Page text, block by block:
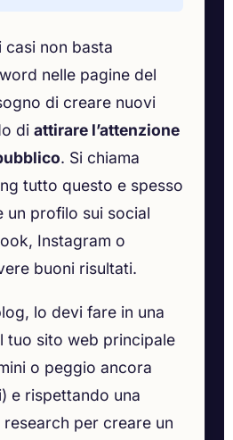
casi non basta
nelle pagine del
di creare nuovi
di attirare l’attenzione
. Si chiama
tutto questo e spesso
un profilo sui social
Instagram o
buoni risultati.
lo devi fare in una
tuo sito web principale
o peggio ancora
e rispettando una
per creare un